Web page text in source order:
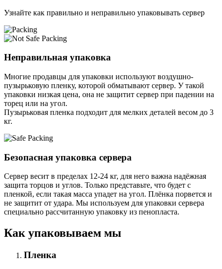
Узнайте как правильно и неправильно упаковывать сервер
Неправильная упаковка
Многие продавцы для упаковки используют воздушно-
пузырьковую пленку, которой обматывают сервер. У такой
упаковки низкая цена, она не защитит сервер при падении на
торец или на угол.
Пузырьковая пленка подходит для мелких деталей весом до 3
кг.
Безопасная упаковка сервера
Сервер весит в пределах 12-24 кг, для него важна надёжная
защита торцов и углов. Только представьте, что будет с
пленкой, если такая масса упадет на угол. Плёнка порвется и
не защитит от удара. Мы используем для упаковки сервера
специально расcчитанную упаковку из пенопласта.
Как упаковываем мы
Пленка